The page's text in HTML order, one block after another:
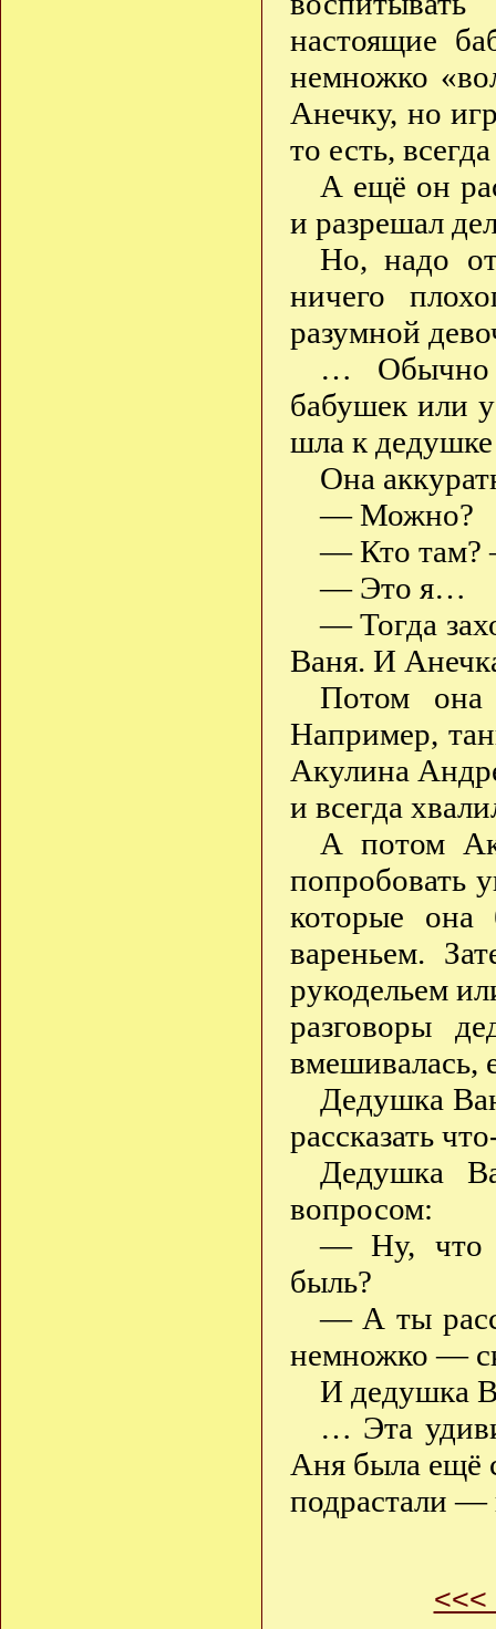
настоящие
немножко
Анечку, но
то есть,
А ещё он
и разрешал
Но, надо
ничего
разумной
… Обычно
бабушек или
шла к
Она
— Можно?
— Кто там?
— Это я…
— Тогда
Ваня. И
Потом она
Например,
Акулина
и всегда
А потом
попробовать
которые она
вареньем.
рукодельем
разговоры
вмешивалась,
Дедушка
рассказать
Дедушка
вопросом:
— Ну, что
быль?
— А ты
немножко —
И дедушка
… Эта
Аня была ещё
подрастали —
<<<